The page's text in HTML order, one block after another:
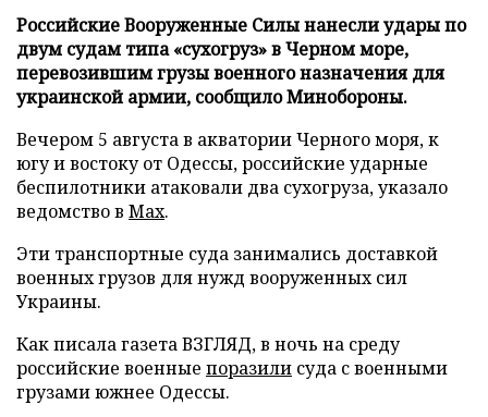
Российские Вооруженные Силы нанесли удары по
двум судам типа «сухогруз» в Черном море,
перевозившим грузы военного назначения для
украинской армии, сообщило Минобороны.
Вечером 5 августа в акватории Черного моря, к
югу и востоку от Одессы, российские ударные
беспилотники атаковали два сухогруза, указало
ведомство в Max.
Эти транспортные суда занимались доставкой
военных грузов для нужд вооруженных сил
Украины.
Как писала газета ВЗГЛЯД, в ночь на среду
российские военные поразили суда с военными
грузами южнее Одессы.